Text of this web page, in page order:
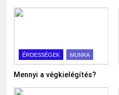
ÉRDESSÉGEK MUNKA
Mennyi a végkielégítés?